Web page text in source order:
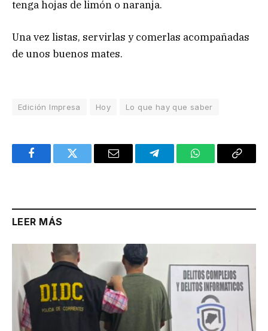
tenga hojas de limón o naranja.
Una vez listas, servirlas y comerlas acompañadas
de unos buenos mates.
Edición Impresa Hoy Lo que hay que saber
FacebookTwitter Email TelegramWhatsAppCopy
LEER MÁS